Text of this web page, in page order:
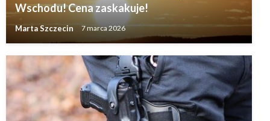
Wschodu! Cena zaskakuje!
Marta Szczecin 7 marca 2026